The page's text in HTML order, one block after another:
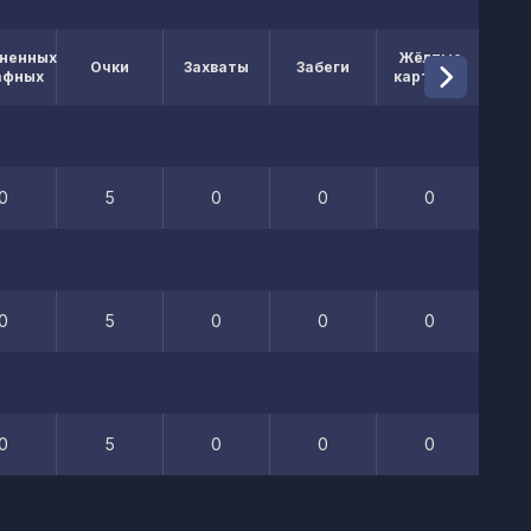
Очки Захваты Забеги
Жёлтые
карточки
5 0 0 0
5 0 0 0
5 0 0 0